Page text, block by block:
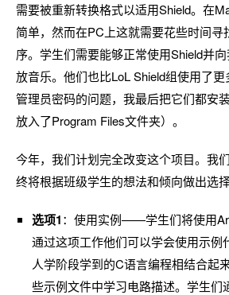
需要被重新转换格式以适用Shield。在
简单，然而在PC上这就需要花些时间寻
序。学生们需要能够正常使用Shield并
放音乐。他们也比LoL Shield组使用了
管理员密码的问题，我最后把它们都安
放入了Program Files文件夹）。
今年，我们计划完全改变这个项目。我
终将根据班级学生的想法和倾向做出选择
选项1：使用实例——学生们将使用
通过这项工作他们可以学会使用示例
人学阶段学到的C语言编程相结合起
些示例文件中学习电路描述。学生们